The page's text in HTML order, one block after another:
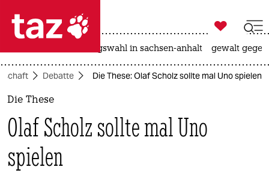
 taz zahl ich
taz zahl ich
politik
öko

taz zahl ich
landtagswahl in sachsen-anhalt gewalt
Debatte Die These: Olaf Scholz sollte mal Uno spielen
Die These
Olaf Scholz sollte mal Uno
spielen